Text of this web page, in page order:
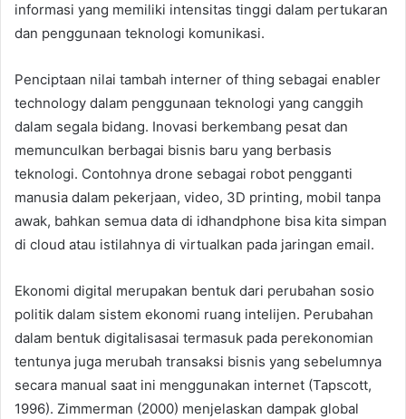
informasi yang memiliki intensitas tinggi dalam pertukaran
dan penggunaan teknologi komunikasi.
Penciptaan nilai tambah interner of thing sebagai enabler
technology dalam penggunaan teknologi yang canggih
dalam segala bidang. Inovasi berkembang pesat dan
memunculkan berbagai bisnis baru yang berbasis
teknologi. Contohnya drone sebagai robot pengganti
manusia dalam pekerjaan, video, 3D printing, mobil tanpa
awak, bahkan semua data di idhandphone bisa kita simpan
di cloud atau istilahnya di virtualkan pada jaringan email.
Ekonomi digital merupakan bentuk dari perubahan sosio
politik dalam sistem ekonomi ruang intelijen. Perubahan
dalam bentuk digitalisasai termasuk pada perekonomian
tentunya juga merubah transaksi bisnis yang sebelumnya
secara manual saat ini menggunakan internet (Tapscott,
1996). Zimmerman (2000) menjelaskan dampak global